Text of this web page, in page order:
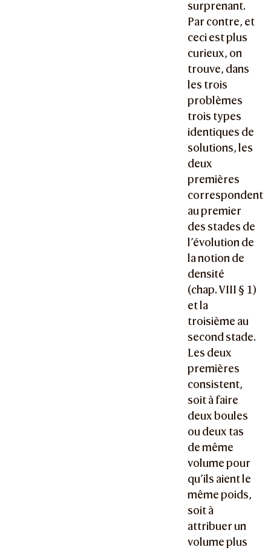
surprenant.
Par contre, et
ceci est plus
curieux, on
trouve, dans
les trois
problèmes
trois types
identiques de
solutions, les
deux
premières
correspondent
au premier
des stades de
l’évolution de
la notion de
densité
(chap. VIII § 1)
et la
troisième au
second stade.
Les deux
premières
consistent,
soit à faire
deux boules
ou deux tas
de même
volume pour
qu’ils aient le
même poids,
soit à
attribuer un
volume plus